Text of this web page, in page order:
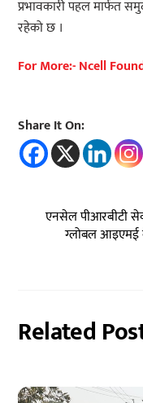
प्रभावकारी पहल मार्फत
रहेको छ ।
For More:- Ncell
Share It On:
एनसेल पीआरबीटी
ग्लोबल आइएमई
Related